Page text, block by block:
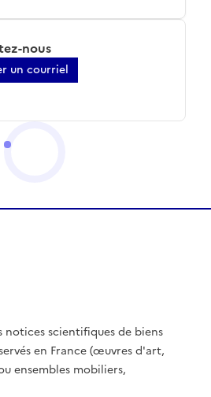
nous
un courriel
notices scientifiques de biens
en France (œuvres d'art,
ensembles mobiliers,